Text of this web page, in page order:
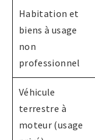
Habitation et
biens à usage
non
professionnel
Véhicule
terrestre à
moteur (usage